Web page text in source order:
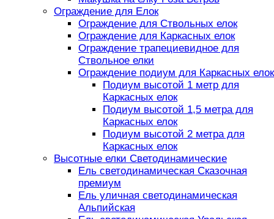
Ограждение для Елок
Ограждение для Ствольных елок
Ограждение для Каркасных елок
Ограждение трапециевидное для
Ствольное елки
Ограждение подиум для Каркасных елок
Подиум высотой 1 метр для
Каркасных елок
Подиум высотой 1,5 метра для
Каркасных елок
Подиум высотой 2 метра для
Каркасных елок
Высотные елки Светодинамические
Ель светодинамическая Сказочная
премиум
Ель уличная светодинамическая
Альпийская